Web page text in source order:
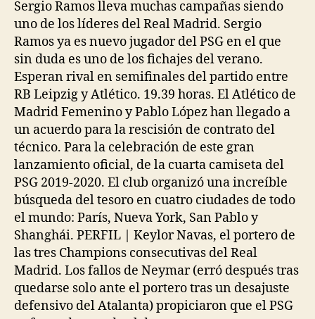
Sergio Ramos lleva muchas campañas siendo
uno de los líderes del Real Madrid. Sergio
Ramos ya es nuevo jugador del PSG en el que
sin duda es uno de los fichajes del verano.
Esperan rival en semifinales del partido entre
RB Leipzig y Atlético. 19.39 horas. El Atlético de
Madrid Femenino y Pablo López han llegado a
un acuerdo para la rescisión de contrato del
técnico. Para la celebración de este gran
lanzamiento oficial, de la cuarta camiseta del
PSG 2019-2020. El club organizó una increíble
búsqueda del tesoro en cuatro ciudades de todo
el mundo: París, Nueva York, San Pablo y
Shanghái. PERFIL | Keylor Navas, el portero de
las tres Champions consecutivas del Real
Madrid. Los fallos de Neymar (erró después tras
quedarse solo ante el portero tras un desajuste
defensivo del Atalanta) propiciaron que el PSG